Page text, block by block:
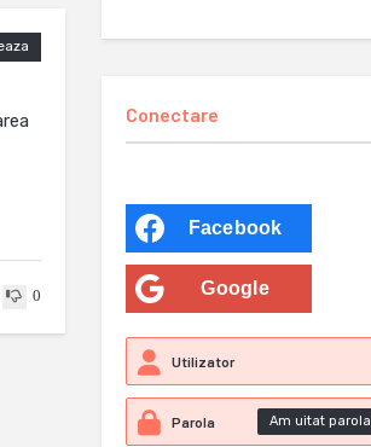
0
Conectare
Facebook
Google
Am uitat parola